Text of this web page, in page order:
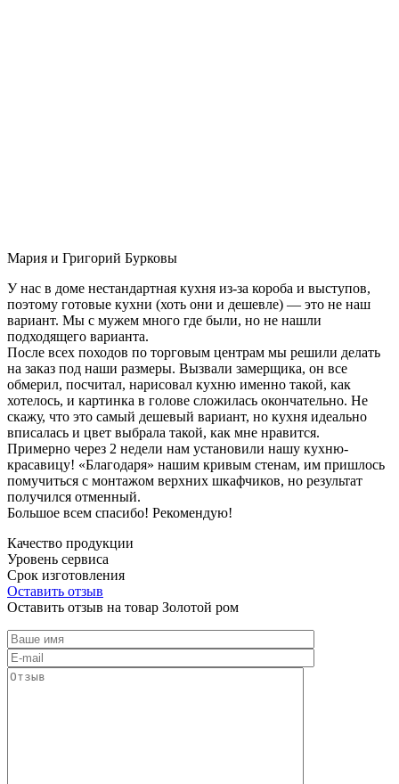
Мария и Григорий Бурковы
У нас в доме нестандартная кухня из-за короба и выступов,
поэтому готовые кухни (хоть они и дешевле) — это не наш
вариант. Мы с мужем много где были, но не нашли
подходящего варианта.
После всех походов по торговым центрам мы решили делать
на заказ под наши размеры. Вызвали замерщика, он все
обмерил, посчитал, нарисовал кухню именно такой, как
хотелось, и картинка в голове сложилась окончательно. Не
скажу, что это самый дешевый вариант, но кухня идеально
вписалась и цвет выбрала такой, как мне нравится.
Примерно через 2 недели нам установили нашу кухню-
красавицу! «Благодаря» нашим кривым стенам, им пришлось
помучиться с монтажом верхних шкафчиков, но результат
получился отменный.
Большое всем спасибо! Рекомендую!
Качество продукции
Уровень сервиса
Срок изготовления
Оставить отзыв
Оставить отзыв на товар Золотой ром